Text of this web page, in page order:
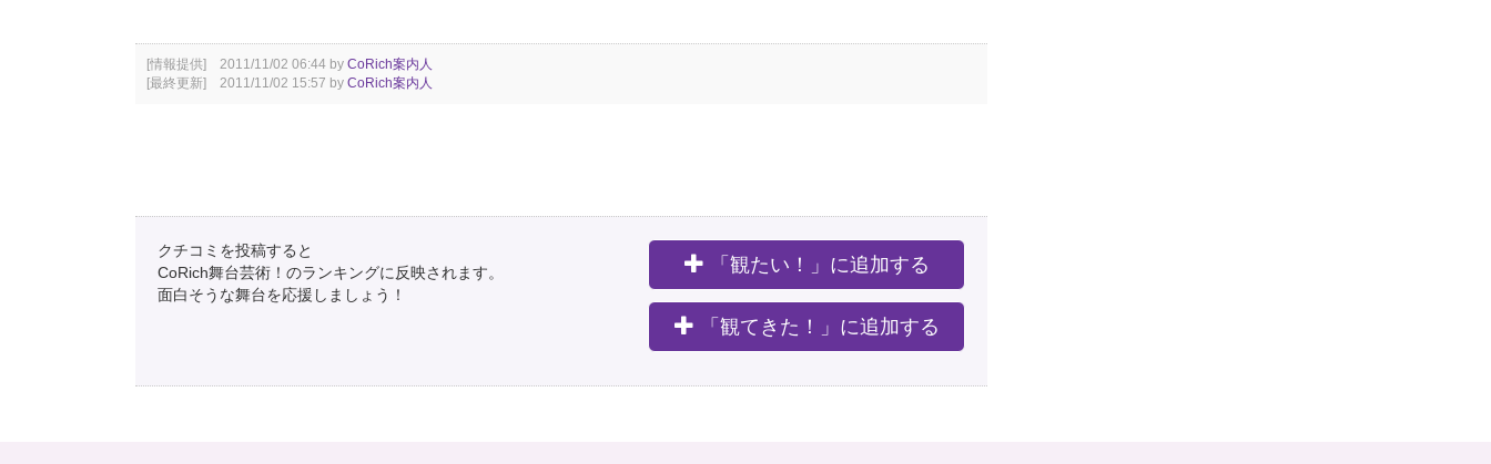
[情報提供] 2011/11/02 06:44 by CoRich案内人
[最終更新] 2011/11/02 15:57 by CoRich案内人
クチコミを投稿すると
CoRich舞台芸術！のランキングに反映されます。
面白そうな舞台を応援しましょう！
「観たい！」に追加する
「観てきた！」に追加する